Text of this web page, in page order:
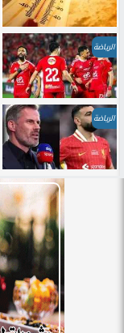
الرياضة
الرياضة